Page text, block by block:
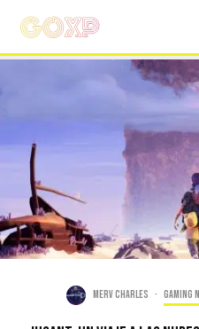
Merv Charles · Gaming